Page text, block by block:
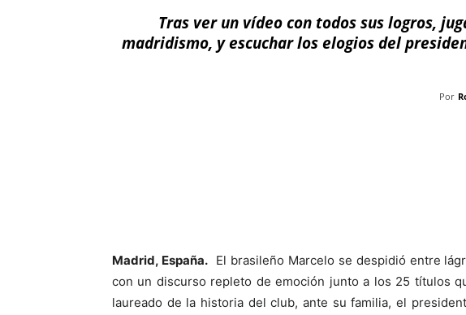
Tras ver un vídeo con todos sus logros,
madridismo, y escuchar los elogios del
Por
Madrid, España.El brasileño Marcelo se despidió entre
con un discurso repleto de emoción junto a los 25 títulos
laureado de la historia del club, ante su familia, el